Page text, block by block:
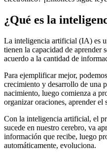
¿Qué es la
La inteligencia artificial (IA) es
tienen la capacidad de aprender
acuerdo a la cantidad de
Para ejemplificar mejor,
crecimiento y desarrollo de una
nacimiento, luego comienza a
organizar oraciones, aprender el
Con la inteligencia artificial, el
sucede en nuestro cerebro, va
información que recibe, luego
automáticamente, evoluciona.